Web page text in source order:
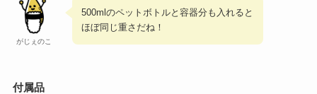
がじぇのこ
500mlのペットボトルと容器分も入れると
ほぼ同じ重さだね！
付属品